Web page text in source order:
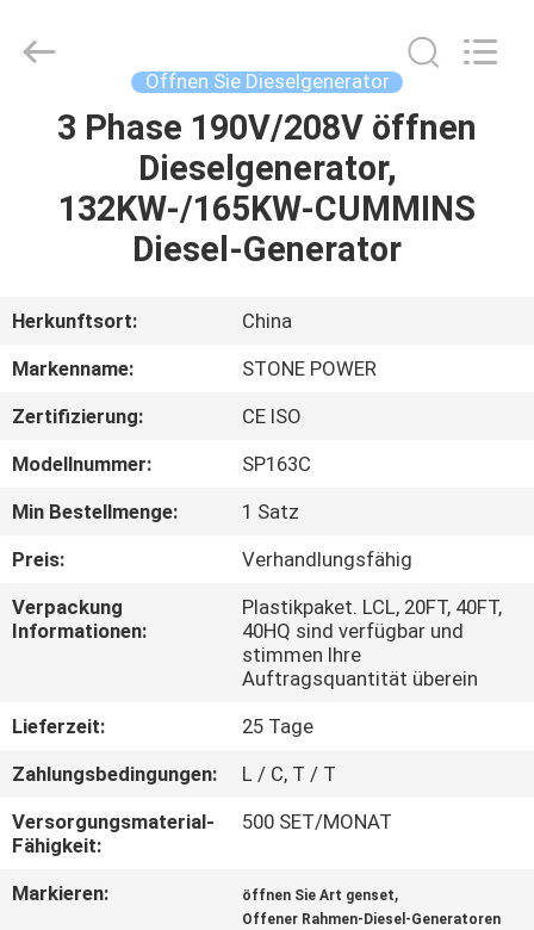
HAUS
PRODUKTE
UNS
AUSFLUG
QUALITÄTSKONTROLLE
TRETEN
SIE
UNS
VERBINDUNG
FORDERN
SIE EIN
CO.,LTD.
Öffnen Sie Dieselgenerator
3 Phase 190V/208V öffnen
Dieselgenerator,
132KW-/165KW-CUMMINS
Diesel-Generator
Herkunftsort:
China
Markenname:
STONE POWER
Zertifizierung:
CE ISO
Modellnummer:
SP163C
Min Bestellmenge:
1 Satz
Preis:
Verhandlungsfähig
Verpackung
Informationen:
Plastikpaket. LCL, 20FT, 40FT,
40HQ sind verfügbar und
stimmen Ihre
Auftragsquantität überein
Lieferzeit:
25 Tage
Zahlungsbedingungen:
L / C, T / T
Versorgungsmaterial-
Fähigkeit:
500 SET/MONAT
Markieren: öffnen Sie Art genset,
Offener Rahmen-Diesel-Generatoren